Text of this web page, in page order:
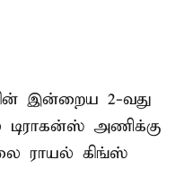
இன்றைய 2-வது
அணிக்கு
ராயல் கிங்ஸ்